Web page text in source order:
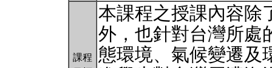
課程
本課程之授課內容除
外，也針對台灣所處
態環境、氣候變遷及